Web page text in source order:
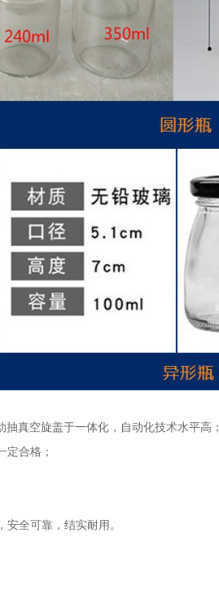
真空旋盖于一体化，自动化技术水平高；
定合格；
全可靠，结实耐用。